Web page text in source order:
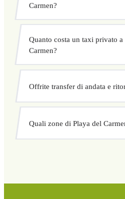
Carmen?
confermare subito il tuo transfer.
fisso.
Quanto costa un taxi privato a
Carmen?
prezzo fisso concordato prima della
nascosto né sorprese. Consulta il
Offrite transfer di andata e
ritorno direttamente dal nostro
Quali zone di Playa del